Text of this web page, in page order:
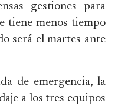
gestiones para
tiene menos tiempo
será el martes ante
de emergencia, la
a los tres equipos